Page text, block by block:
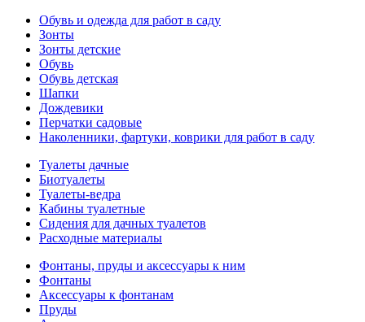
Обувь и одежда для работ в саду
Зонты
Зонты детские
Обувь
Обувь детская
Шапки
Дождевики
Перчатки садовые
Наколенники, фартуки, коврики для работ в саду
Туалеты дачные
Биотуалеты
Туалеты-ведра
Кабины туалетные
Сидения для дачных туалетов
Расходные материалы
Фонтаны, пруды и аксессуары к ним
Фонтаны
Аксессуары к фонтанам
Пруды